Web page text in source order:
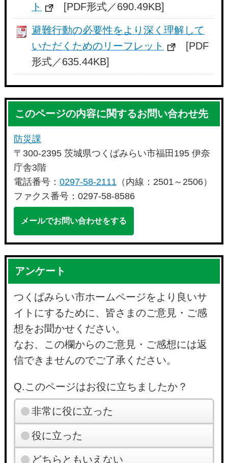
ト
[PDF形式／690.49KB]
避難行動の必要性をより深く理解して
いただくためのリーフレット
[PDF
形式／635.44KB]
このページの内容に関するお問い合わせ先
防災課
〒300-2395 茨城県つくばみらい市福田195 伊奈
庁舎3階
電話番号：0297-58-2111 （内線：2501～2506）
ファクス番号：0297-58-8586
メールでお問い合わせをする
アンケート
つくばみらい市ホームページをより良いサ
イトにするために、皆さまのご意見・ご感
想をお聞かせください。
なお、この欄からのご意見・ご感想には返
信できませんのでご了承ください。
Q.このページはお役に立ちましたか？
非常に役に立った
役に立った
どちらともいえない